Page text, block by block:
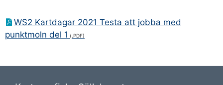
WS2 Kartdagar 2021 Testa att jobba med
punktmoln del 1